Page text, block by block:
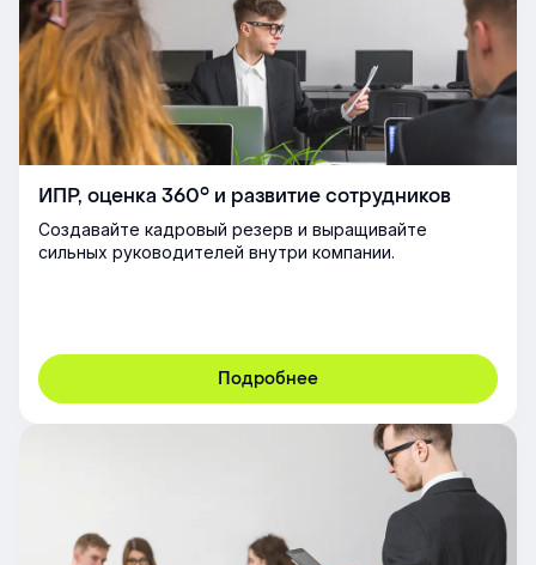
ИПР, оценка 360° и развитие сотрудников
Создавайте кадровый резерв и выращивайте
сильных руководителей внутри компании.
Подробнее